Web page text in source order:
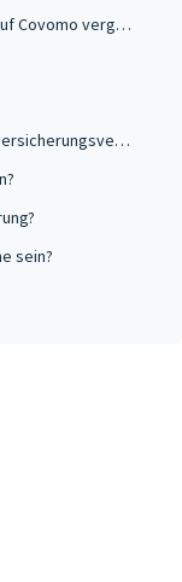
Welche Reiseversicherungen kann ich auf Covomo vergleichen?
Wichtige Hinweise zum neuen Drohnenversicherungsvergleich
sein?